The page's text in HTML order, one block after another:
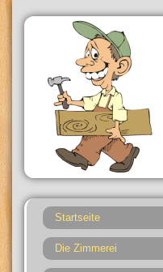
Startseite
Die Zimmerei